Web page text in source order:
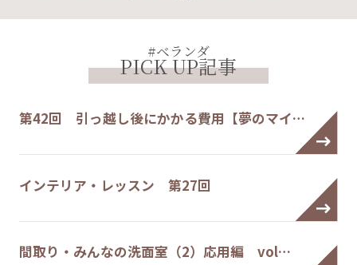
#ベランダ
PICK UP記事
第42回 引っ越し後にかかる費用【夢のマイ…
インテリア・レッスン 第27回
間取り・みんなの洗面室（2）応用編 vol…